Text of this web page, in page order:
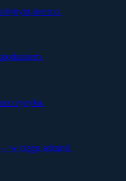
steerco.
ryzyko.
w ciągu sekund.